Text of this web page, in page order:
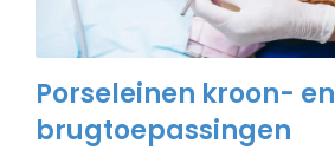
Porseleinen kroon- en
brugtoepassingen